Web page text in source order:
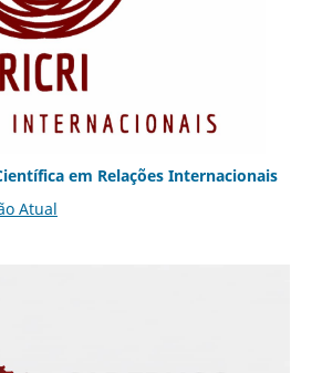
em Relações Internacionais
Atual